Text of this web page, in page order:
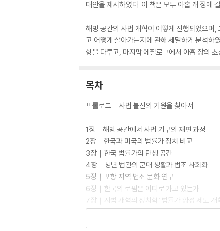
대안을 제시하였다. 이 책은 모두 아홉 개 장에
해방 공간의 사법 개혁이 어떻게 진행되었으며
고 어떻게 살아가는지에 관해 세밀하게 분석하
항을 다루고, 마지막 에필로그에서 아홉 장의
목차
프롤로그｜사법 불신의 기원을 찾아서
1장｜해방 공간에서 사법 기구의 재편 과정
2장｜한국과 미국의 법률가 정치 비교
3장｜한국 법률가의 탄생 공간
4장｜청년 법관의 군대 생활과 법조 사회화
5장｜포항 지역 법조 문화 연구
6장｜한국의 로펌은 어디로 가고 있는가
7장｜사법 개혁의 정치학: 법률가 양성 제도 개
8장｜노무현 정부의 사법 개혁 평가: 사법 서비